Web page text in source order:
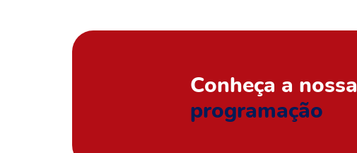
Conheça a nossa
programação